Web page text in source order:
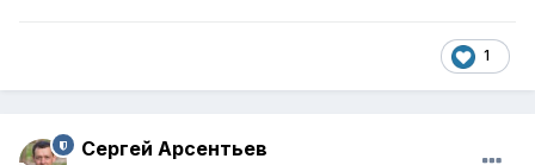
1
Сергей Арсентьев